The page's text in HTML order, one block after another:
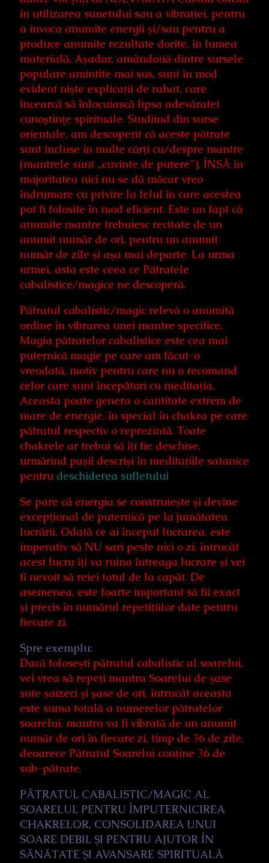
în utilizarea sunetului sau a vibraţiei, pentru
a invoca anumite energii şi/sau pentru a
produce anumite rezultate dorite, în lumea
materială. Aşadar, amândouă dintre sursele
populare amintite mai sus, sunt în mod
evident nişte explicaţii de rahat, care
încearcă să înlocuiască lipsa adevăratei
cunoștințe spirituale. Studiind din surse
orientale, am descoperit că aceste pătrate
sunt incluse în multe cărţi cu/despre mantre
(mantrele sunt „cuvinte de putere”), ÎNSĂ în
majoritatea nici nu se dă măcar vreo
îndrumare cu privire la felul în care acestea
pot fi folosite în mod eficient. Este un fapt că
anumite mantre trebuiesc recitate de un
anumit număr de ori, pentru un anumit
număr de zile şi aşa mai departe. La urma
urmei, asta este ceea ce Pătratele
cabalistice/magice ne descoperă.
Pătratul cabalistic/magic relevă o anumită
ordine în vibrarea unei mantre specifice.
Magia pătratelor cabalistice este cea mai
puternică magie pe care am făcut-o
vreodată, motiv pentru care nu o recomand
celor care sunt începători cu meditaţia.
Aceasta poate genera o cantitate extrem de
mare de energie, în special în chakra pe care
pătratul respectiv o reprezintă. Toate
chakrele ar trebui să îţi fie deschise,
urmărind paşii descrişi în meditaţiile satanice
pentru deschiderea sufletului
Se pare că energia se construieşte şi devine
excepţional de puternică pe la jumătatea
lucrării. Odată ce ai început lucrarea, este
imperativ să NU sari peste nici o zi, întrucât
acest lucru îţi va ruina întreaga lucrare şi vei
fi nevoit să reiei totul de la capăt. De
asemenea, este foarte important să fii exact
şi precis în numărul repetiţiilor date pentru
fiecare zi.
Spre exemplu:
Dacă foloseşti pătratul cabalistic al soarelui,
vei vrea să repeţi mantra Soarelui de şase
sute şaizeci şi şase de ori, întrucât aceasta
este suma totală a numerelor pătratelor
soarelui. mantra va fi vibrată de un anumit
număr de ori în fiecare zi, timp de 36 de zile,
deoarece Pătratul Soarelui conţine 36 de
sub-pătrate.
PĂTRATUL CABALISTIC/MAGIC AL
SOARELUI, PENTRU ÎMPUTERNICIREA
CHAKRELOR, CONSOLIDAREA UNUI
SOARE DEBIL ŞI PENTRU AJUTOR ÎN
SĂNĂTATE ŞI AVANSARE SPIRITUALĂ